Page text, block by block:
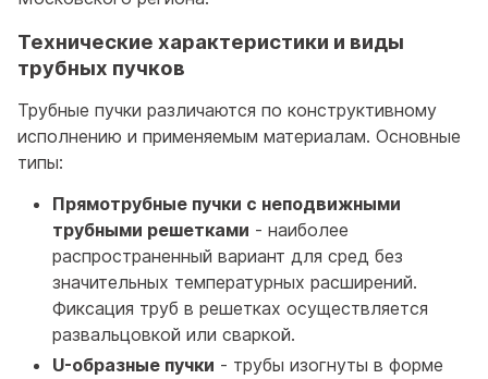
Технические характеристики и виды
трубных пучков
Трубные пучки различаются по конструктивному
исполнению и применяемым материалам. Основные
типы:
Прямотрубные пучки с неподвижными
трубными решетками - наиболее
распространенный вариант для сред без
значительных температурных расширений.
Фиксация труб в решетках осуществляется
развальцовкой или сваркой.
U-образные пучки - трубы изогнуты в форме